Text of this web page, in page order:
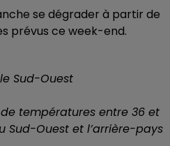
se dégrader à partir de
prévus ce week-end.
Sud-Ouest
températures entre 36 et
Sud-Ouest et l’arrière-pays